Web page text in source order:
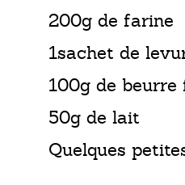
200g de farine
1sachet de
100g de beurre
50g de lait
Quelques